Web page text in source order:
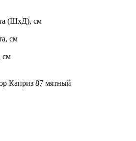
(ШхД), см
см
см
Каприз 87 мятный